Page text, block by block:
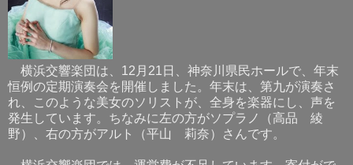
横浜交響楽団は、12月21日、神奈川県民ホールで、年末
恒例の定期演奏会を開催しました。年末は、第九が演奏さ
れ、このような美女のソリストが、全身を楽器にし、声を
発生しています。ちなみに左の方がソプラノ（高品 綾
野）、右の方がアルト（平山 莉奈）さんです。